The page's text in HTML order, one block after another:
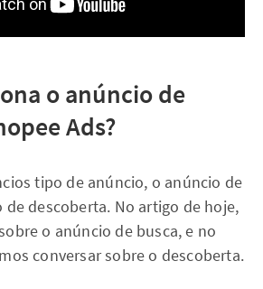
o anúncio de
Ads?
tipo de anúncio, o anúncio de
de descoberta. No artigo de hoje,
o anúncio de busca, e no
conversar sobre o descoberta.